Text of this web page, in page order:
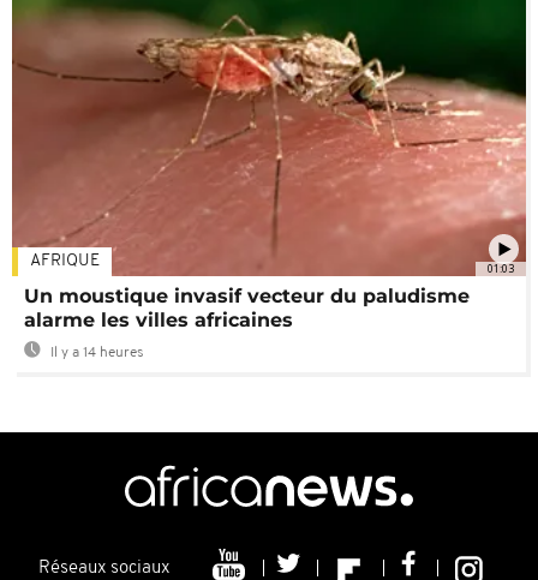
01:03
AFRIQUE
Un moustique invasif vecteur du paludisme
alarme les villes africaines
Il y a 14 heures
Réseaux sociaux